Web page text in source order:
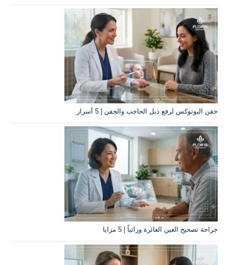
ذيل الحاجب والجفن | 5 أسرار
الغائرة وراثياً | 5 مزايا